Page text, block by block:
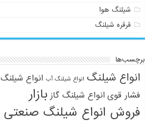
شیلنگ هوا
قرقره شیلنگ
برچسب‌ها
انواع شیلنگ انواع شیلنگ آب انواع شیلنگ
فشار قوی انواع شیلنگ گاز بازار
فروش انواع شیلنگ صنعتی